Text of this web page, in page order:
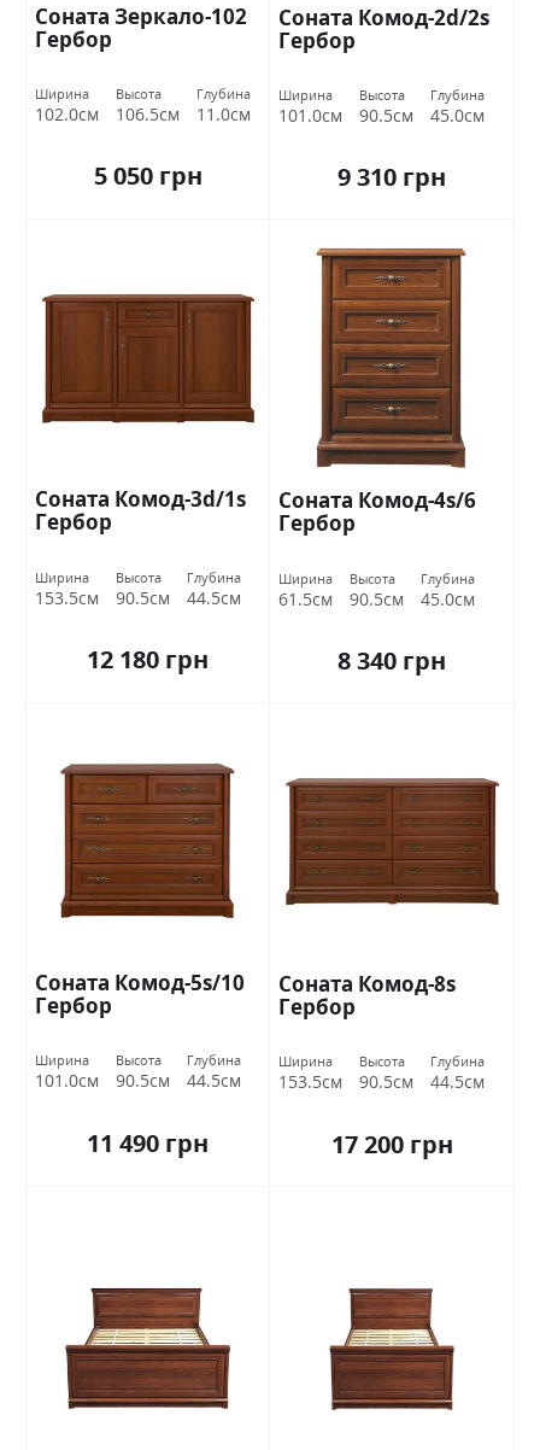
Соната Зеркало-102
Гербор
Ширина
102.0см
Высота
106.5см
Глубина
11.0см
5 050 грн
Соната Комод-2d/2s
Гербор
Ширина
101.0см
Высота
90.5см
Глубина
45.0см
9 310 грн
Соната Комод-3d/1s
Гербор
Ширина
153.5см
Высота
90.5см
Глубина
44.5см
12 180 грн
Соната Комод-4s/6
Гербор
Ширина
61.5см
Высота
90.5см
Глубина
45.0см
8 340 грн
Соната Комод-5s/10
Гербор
Ширина
101.0см
Высота
90.5см
Глубина
44.5см
11 490 грн
Соната Комод-8s
Гербор
Ширина
153.5см
Высота
90.5см
Глубина
44.5см
17 200 грн